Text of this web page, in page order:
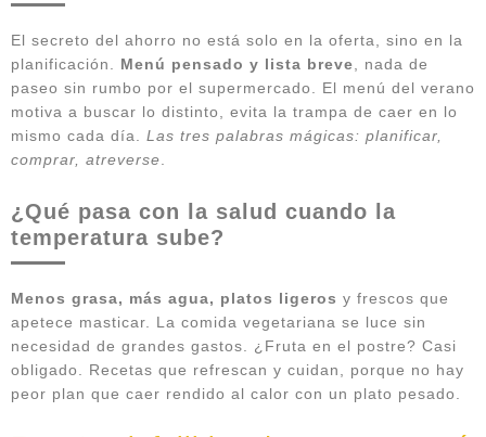
El secreto del ahorro no está solo en la oferta, sino en la
planificación. Menú pensado y lista breve , nada de
paseo sin rumbo por el supermercado. El menú del verano
motiva a buscar lo distinto, evita la trampa de caer en lo
mismo cada día. Las tres palabras mágicas: planificar,
comprar, atreverse
¿Qué pasa con la salud cuando la
temperatura sube?
Menos grasa, más agua, platos ligeros y frescos que
apetece masticar. La comida vegetariana se luce sin
necesidad de grandes gastos. ¿Fruta en el postre? Casi
obligado. Recetas que refrescan y cuidan, porque no hay
peor plan que caer rendido al calor con un plato pesado.